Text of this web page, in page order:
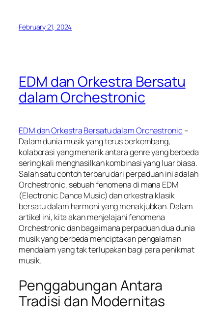
February 21, 2024
EDM dan Orkestra Bersatu
dalam Orchestronic
EDM dan Orkestra Bersatu dalam Orchestronic –
Dalam dunia musik yang terus berkembang,
kolaborasi yang menarik antara genre yang berbeda
sering kali menghasilkan kombinasi yang luar biasa.
Salah satu contoh terbaru dari perpaduan ini adalah
Orchestronic, sebuah fenomena di mana EDM
(Electronic Dance Music) dan orkestra klasik
bersatu dalam harmoni yang menakjubkan. Dalam
artikel ini, kita akan menjelajahi fenomena
Orchestronic dan bagaimana perpaduan dua dunia
musik yang berbeda menciptakan pengalaman
mendalam yang tak terlupakan bagi para penikmat
musik.
Penggabungan Antara
Tradisi dan Modernitas